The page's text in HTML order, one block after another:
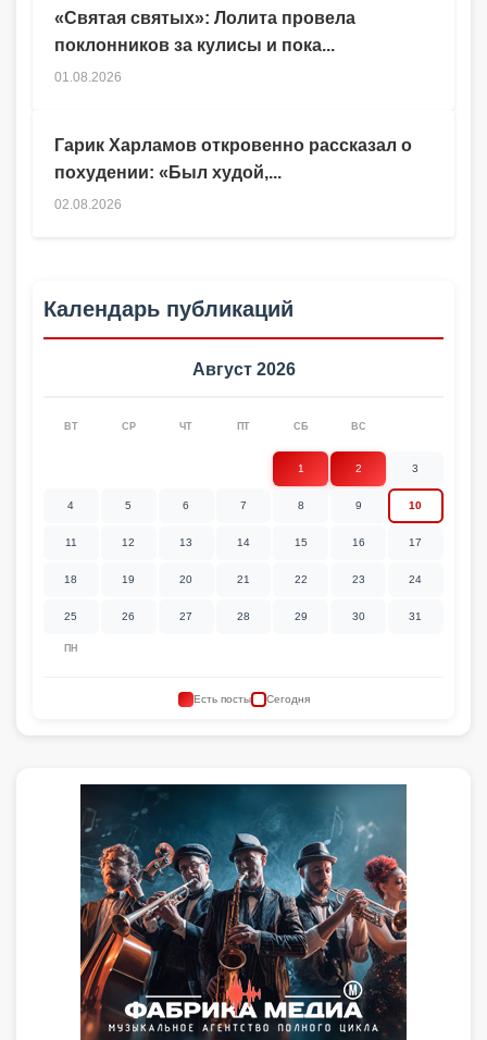
Гарик Харламов откровенно рассказал о
похудении: «Был худой,...
02.08.2026
«Святая святых»: Лолита провела
поклонников за кулисы и пока...
01.08.2026
Календарь публикаций
Август 2026
ПН
ВТ СР ЧТ ПТ СБ ВС
1 2 3
4 5 6 7 8 9 10
11 12 13 14 15 16 17
18 19 20 21 22 23 24
25 26 27 28 29 30 31
Есть посты Сегодня